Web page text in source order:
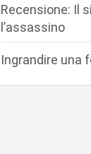
Recensione: Il
l’assassino
Ingrandire una